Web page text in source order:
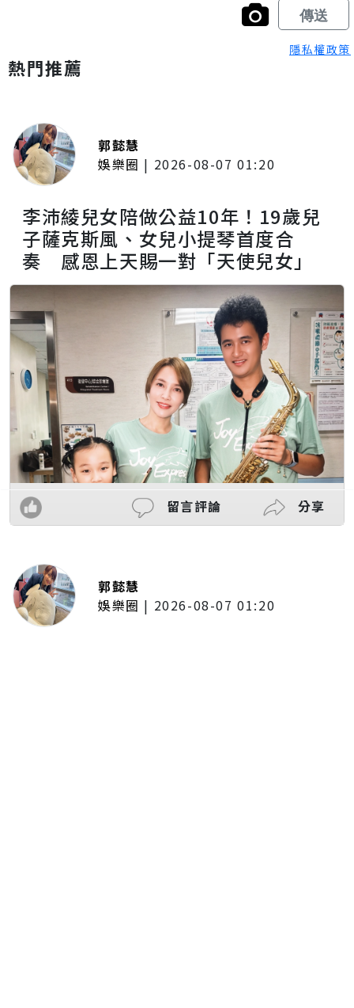
隱私權政策
熱門推薦
郭懿慧
娛樂圈 | 2026-08-07 01:20
李沛綾兒女陪做公益10年！19歲兒
子薩克斯風、女兒小提琴首度合
奏 感恩上天賜一對「天使兒女」
留言評論 分享
郭懿慧
娛樂圈 | 2026-08-07 01:20